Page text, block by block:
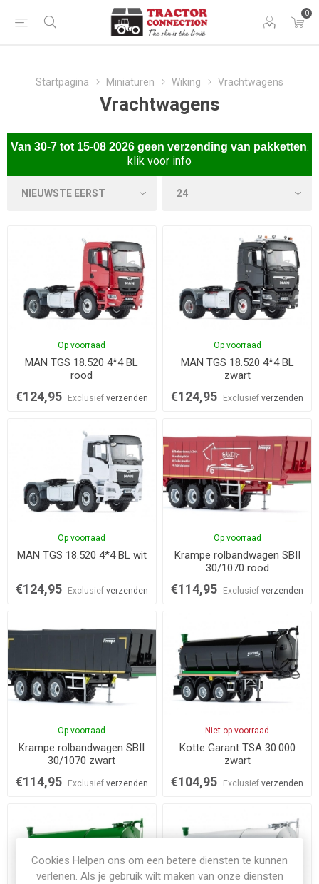
0
Startpagina Miniaturen Wiking Vrachtwagens
Vrachtwagens
Van 30-7 tot 15-08 2026 geen verzending van pakketten.
klik voor info
Op voorraad
MAN TGS 18.520 4*4 BL
rood
€124,95 Exclusief verzenden
Op voorraad
MAN TGS 18.520 4*4 BL
zwart
€124,95 Exclusiefverzenden
Op voorraad
MAN TGS 18.520 4*4 BL wit
€124,95 Exclusief verzenden
Op voorraad
Krampe rolbandwagen SBII
30/1070 rood
€114,95 Exclusiefverzenden
Op voorraad
Krampe rolbandwagen SBII
30/1070 zwart
€114,95 Exclusief verzenden
Niet op voorraad
Kotte Garant TSA 30.000
zwart
€104,95 Exclusiefverzenden
Cookies Helpen ons om een betere diensten te kunnen
verlenen. Als je gebruik wilt maken van onze diensten